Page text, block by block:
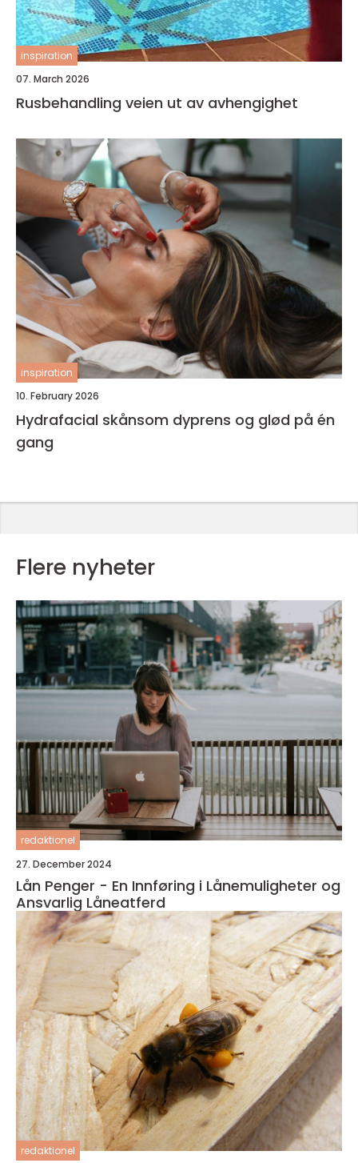
inspiration
07. March 2026
Rusbehandling veien ut av avhengighet
inspiration
10. February 2026
Hydrafacial skånsom dyprens og glød på én
gang
Flere nyheter
redaktionel
27. December 2024
Lån Penger - En Innføring i Lånemuligheter og
Ansvarlig Låneatferd
redaktionel